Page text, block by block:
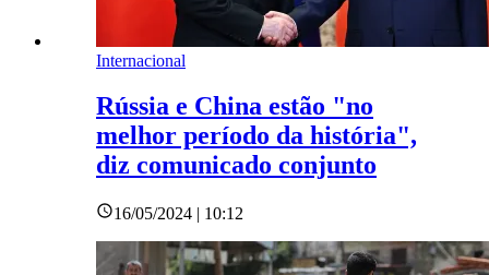
Internacional
Rússia e China estão "no
melhor período da história",
diz comunicado conjunto
16/05/2024 | 10:12